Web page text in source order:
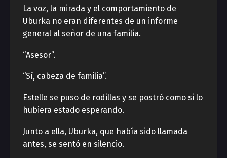
La voz, la mirada y el comportamiento de
Uburka no eran diferentes de un informe
general al señor de una familia.
“Asesor”.
“Sí, cabeza de familia”.
Estelle se puso de rodillas y se postró como si lo
hubiera estado esperando.
Junto a ella, Uburka, que había sido llamada
antes, se sentó en silencio.